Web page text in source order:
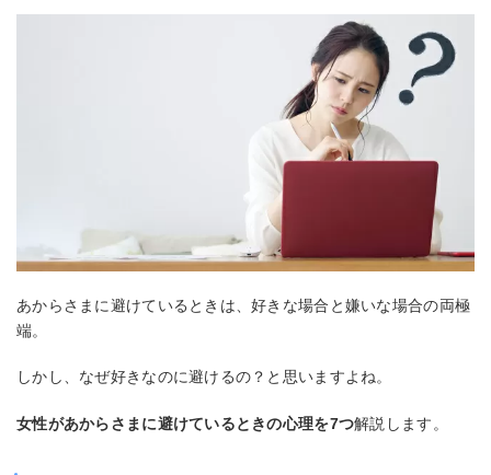
あからさまに避けているときは、好きな場合と嫌いな場合の両極
端。
しかし、なぜ好きなのに避けるの？と思いますよね。
女性があからさまに避けているときの心理を7つ解説します。